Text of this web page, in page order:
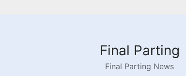
Final Parting
Final Parting News